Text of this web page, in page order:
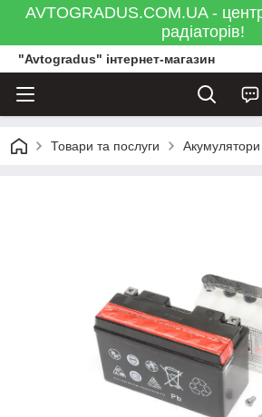
AVTOGRADUS.COM.UA -
радіаторів!
"Avtogradus" інтернет-магазин
Товари та послуги